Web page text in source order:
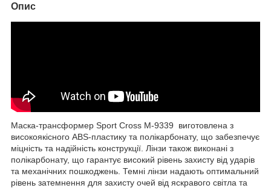
Опис
Маска-трансформер Sport Сross M-9339 виготовлена ​​з
високоякісного ABS-пластику та полікарбонату, що забезпечує
міцність та надійність конструкції. Лінзи також виконані з
полікарбонату, що гарантує високий рівень захисту від ударів
та механічних пошкоджень. Темні лінзи надають оптимальний
рівень затемнення для захисту очей від яскравого світла та